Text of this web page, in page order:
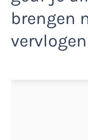
brengen